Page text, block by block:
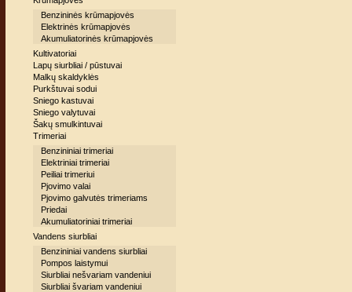
Benzininės krūmapjovės
Elektrinės krūmapjovės
Akumuliatorinės krūmapjovės
Kultivatoriai
Lapų siurbliai / pūstuvai
Malkų skaldyklės
Purkštuvai sodui
Sniego kastuvai
Sniego valytuvai
Šakų smulkintuvai
Trimeriai
Benzininiai trimeriai
Elektriniai trimeriai
Peiliai trimeriui
Pjovimo valai
Pjovimo galvutės trimeriams
Priedai
Akumuliatoriniai trimeriai
Vandens siurbliai
Benzininiai vandens siurbliai
Pompos laistymui
Siurbliai nešvariam vandeniui
Siurbliai švariam vandeniui